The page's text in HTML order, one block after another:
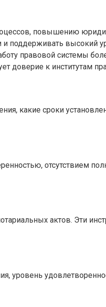
повышению
поддерживать
правовой системы
доверие к институтам
какие сроки
отсутствием
актов. Эти
уровень